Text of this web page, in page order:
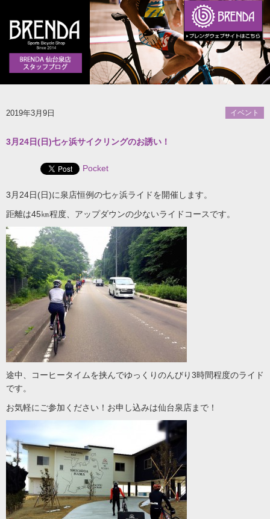
2019年3月9日 イベント
3月24日(日)七ヶ浜サイクリングのお誘い！
Pocket
3月24日(日)に泉店恒例の七ヶ浜ライドを開催します。
距離は45㎞程度、アップダウンの少ないライドコースです。
途中、コーヒータイムを挟んでゆっくりのんびり3時間程度のライド
です。
お気軽にご参加ください！お申し込みは仙台泉店まで！